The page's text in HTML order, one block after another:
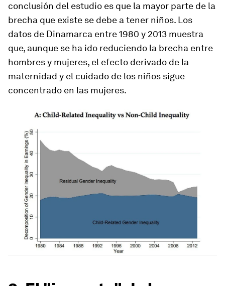
conclusión del estudio es que la mayor parte de la
brecha que existe se debe a tener niños. Los
datos de Dinamarca entre 1980 y 2013 muestra
que, aunque se ha ido reduciendo la brecha entre
hombres y mujeres, el efecto derivado de la
maternidad y el cuidado de los niños sigue
concentrado en las mujeres.